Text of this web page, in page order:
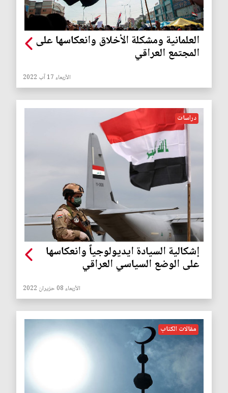
العلمانية ومشكلة الأخلاق وانعكاسها على
المجتمع العراقي
الأربعاء 17 آب 2022
دراسات
إشكالية السيادة ايديولوجياً وانعكاسها
على الوضع السياسي العراقي
الأربعاء 08 حزيران 2022
مقالات الكتاب